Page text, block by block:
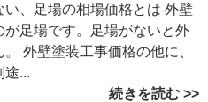
、足場の相場価格とは 外壁
が足場です。足場がないと外
外壁塗装工事価格の他に、
途...
続きを読む